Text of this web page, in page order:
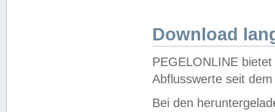
Download
PEGELONLINE
Abflusswerte seit
Bei den